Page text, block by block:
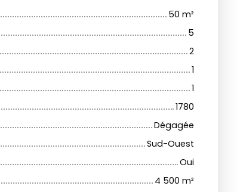
50 m²
5
2
1
1
1780
Dégagée
Sud-Ouest
Oui
4 500 m²